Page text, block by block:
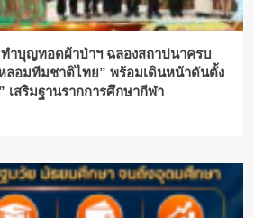
ำบุญทอดผ้าป่าฯ ฉลองสถาปนาครบ
ลอมทีมชาติไทย” พร้อมเดินหน้าดันตั้ง
สริมฐานรากการศึกษากีฬา